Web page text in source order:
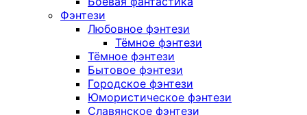
Фэнтези
Любовное фэнтези
Тёмное фэнтези
Тёмное фэнтези
Бытовое фэнтези
Городское фэнтези
Юмористическое фэнтези
Славянское фэнтези